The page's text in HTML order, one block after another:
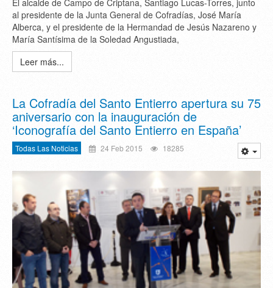
El alcalde de Campo de Criptana, Santiago Lucas-Torres, junto
al presidente de la Junta General de Cofradías, José María
Alberca, y el presidente de la Hermandad de Jesús Nazareno y
María Santísima de la Soledad Angustiada,
Leer más...
La Cofradía del Santo Entierro apertura su 75
aniversario con la inauguración de
‘Iconografía del Santo Entierro en España’
Todas Las Noticias 24 Feb 2015 18285